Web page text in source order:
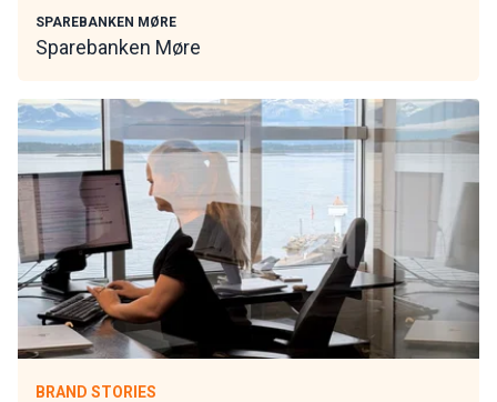
SPAREBANKEN MØRE
Sparebanken Møre
BRAND STORIES